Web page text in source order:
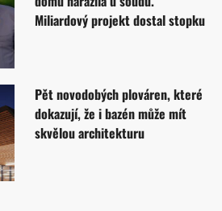
Miliardový projekt dostal stopku
Pět novodobých plováren, které
dokazují, že i bazén může mít
skvělou architekturu